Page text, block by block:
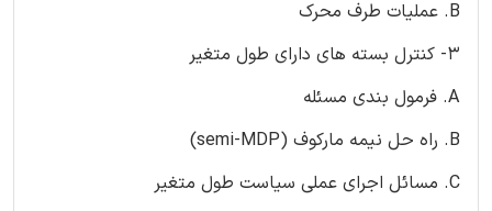
B. عملیات طرف محرک
3- کنترل بسته های دارای طول متغیر
A. فرمول بندی مسئله
B. راه حل نیمه مارکوف (semi-MDP)
C. مسائل اجرای عملی سیاست طول متغیر